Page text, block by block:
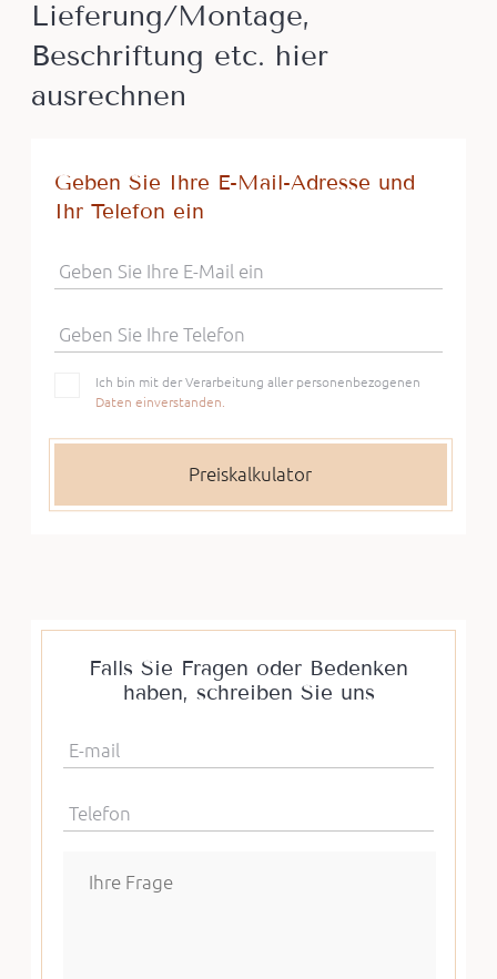
Lieferung/Montage,
Beschriftung etc. hier
ausrechnen
Geben Sie Ihre E-Mail-Adresse und
Ihr Telefon ein
Geben Sie Ihre E-Mail ein
Geben Sie Ihre Telefon
Ich bin mit der Verarbeitung aller personenbezogenen
Daten einverstanden.
Falls Sie Fragen oder Bedenken
haben, schreiben Sie uns
E-mail
Telefon